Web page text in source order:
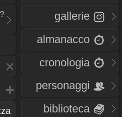
gallerie
almanacco
cronologia
personaggi
biblioteca